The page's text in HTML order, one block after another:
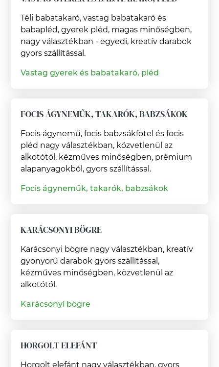
Téli babatakaró, vastag babatakaró és
babapléd, gyerek pléd, magas minőségben,
nagy választékban - egyedi, kreatív darabok
gyors szállítással.
Vastag gyerek és babatakaró, pléd
FOCIS ÁGYNEMŰK, TAKARÓK, BABZSÁKOK
Focis ágynemű, focis babzsákfotel és focis
pléd nagy választékban, közvetlenül az
alkotótól, kézműves minőségben, prémium
alapanyagokból, gyors szállítással.
Focis ágyneműk, takarók, babzsákok
KARÁCSONYI BÖGRE
Karácsonyi bögre nagy választékban, kreatív
gyönyörű darabok gyors szállítással,
kézműves minőségben, közvetlenül az
alkotótól.
Karácsonyi bögre
HORGOLT ELEFÁNT
Horgolt elefánt nagy választékban, gyors